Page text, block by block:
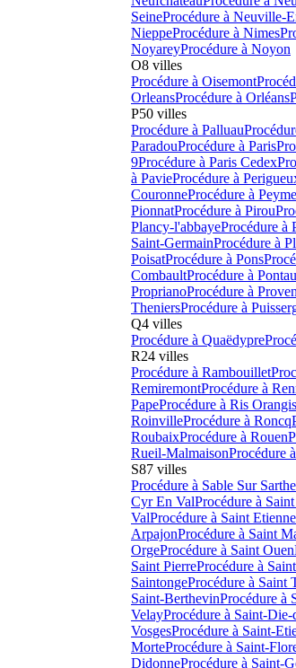
SeineProcédure à Neuville-
NieppeProcédure à Nimes
NoyareyProcédure à Noyon
O8 villes
Procédure à Oisemont
OrleansProcédure à Orléans
P50 villes
Procédure à Palluau
ParadouProcédure à Paris
9Procédure à Paris Cedex
à PavieProcédure à
CouronneProcédure à
PionnatProcédure à Pirou
Plancy-l'abbayeProcédure à
Saint-GermainProcédure à
PoisatProcédure à Pons
CombaultProcédure à
ProprianoProcédure à
TheniersProcédure à
Q4 villes
Procédure à Quaëdypre
R24 villes
Procédure à Rambouillet
RemiremontProcédure à
PapeProcédure à Ris Orangis
RoinvilleProcédure à Roncq
RoubaixProcédure à Rouen
Rueil-MalmaisonProcédure à
S87 villes
Procédure à Sable Sur Sarthe
Cyr En ValProcédure à
ValProcédure à Saint Etienne
ArpajonProcédure à Saint
OrgeProcédure à Saint Ouen
Saint PierreProcédure à
SaintongeProcédure à Saint
Saint-BerthevinProcédure à
VelayProcédure à Saint-Die-
VosgesProcédure à Saint-
MorteProcédure à Saint-
DidonneProcédure à Saint-